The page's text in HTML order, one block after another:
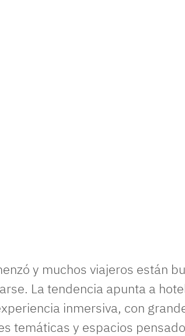
y muchos viajeros están
La tendencia apunta a
inmersiva, con
temáticas y espacios